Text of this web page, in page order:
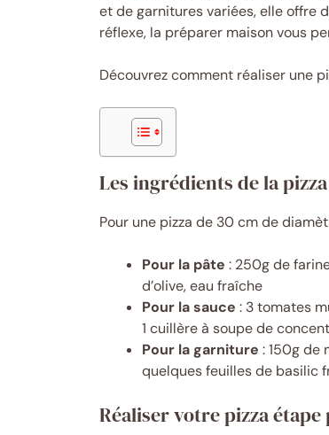
et de garnitures variées, elle offre
réflexe, la préparer maison vous
Découvrez comment réaliser une
Les ingrédients de la
Pour une pizza de 30 cm de
Pour la pâte : 250g de
d’olive, eau fraîche
Pour la sauce : 3 tomates
1 cuillère à soupe de
Pour la garniture : 150g de
quelques feuilles de basilic
Réaliser votre pizza étape